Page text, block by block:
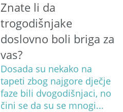
Znate li da
trogodišnjake
doslovno boli briga za
vas?
Dosada su nekako na
tapeti zbog najgore dječje
faze bili dvogodišnjaci, no
čini se da su se mnogi...